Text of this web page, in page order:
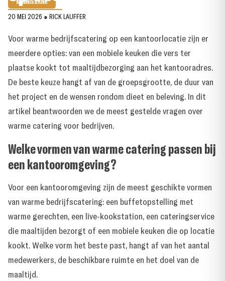
20 MEI 2026 ● RICK LAUFFER
Voor warme bedrijfscatering op een kantoorlocatie zijn er
meerdere opties: van een mobiele keuken die vers ter
plaatse kookt tot maaltijdbezorging aan het kantooradres.
De beste keuze hangt af van de groepsgrootte, de duur van
het project en de wensen rondom dieet en beleving. In dit
artikel beantwoorden we de meest gestelde vragen over
warme catering voor bedrijven.
Welke vormen van warme catering passen bij
een kantooromgeving?
Voor een kantooromgeving zijn de meest geschikte vormen
van warme bedrijfscatering: een buffetopstelling met
warme gerechten, een live-kookstation, een cateringservice
die maaltijden bezorgt of een mobiele keuken die op locatie
kookt. Welke vorm het beste past, hangt af van het aantal
medewerkers, de beschikbare ruimte en het doel van de
maaltijd.